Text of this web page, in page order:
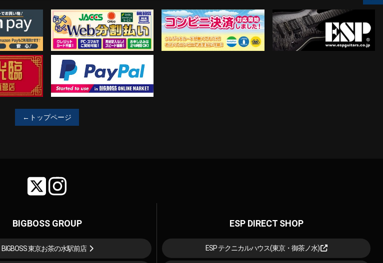
PayPal決済がご利用可能！
←トップページ
BIGBOSS GROUP
BIGBOSS 東京お茶の水駅前店
ESP DIRECT SHOP
ESP テクニカルハウス(東京・御茶ノ水)